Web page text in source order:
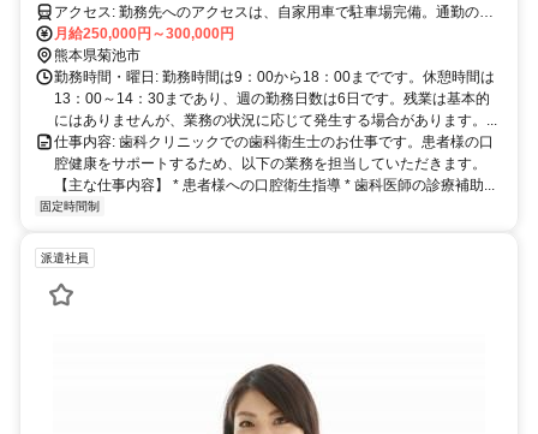
アクセス: 勤務先へのアクセスは、自家用車で駐車場完備。通勤のし
やすさも考慮されており、快適な職場環境をご提供いたします。
月給250,000円～300,000円
熊本県菊池市
勤務時間・曜日: 勤務時間は9：00から18：00までです。休憩時間は
13：00～14：30まであり、週の勤務日数は6日です。残業は基本的
にはありませんが、業務の状況に応じて発生する場合があります。...
仕事内容: 歯科クリニックでの歯科衛生士のお仕事です。患者様の口
腔健康をサポートするため、以下の業務を担当していただきます。
【主な仕事内容】 * 患者様への口腔衛生指導 * 歯科医師の診療補助...
固定時間制
派遣社員